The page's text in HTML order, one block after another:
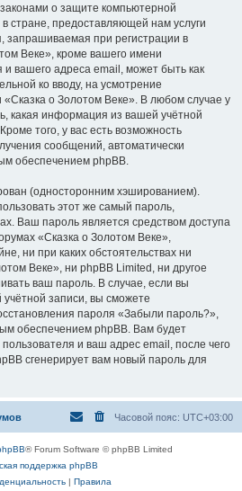
о защите компьютерной
предоставляющей нам услуги
запрашиваемая при регистрации в
Веке», кроме вашего имени
вашего адреса email, может быть как
ко вводу, на усмотрение
о Золотом Веке». В любом случае у
какая информация из вашей учётной
того, у вас есть возможность
сообщений, автоматически
обеспечением phpBB.
(односторонним хэшированием).
этот же самый пароль,
Ваш пароль является средством доступа
«Сказка о Золотом Веке»,
ни при каких обстоятельствах ни
Веке», ни phpBB Limited, ни другое
ваш пароль. В случае, если вы
записи, вы сможете
пароля «Забыли пароль?»,
обеспечением phpBB. Вам будет
и ваш адрес email, после чего
сгенерирует вам новый пароль для
Часовой пояс: UTC+03:00
® Forum Software © phpBB Limited
поддержка phpBB
| Правила